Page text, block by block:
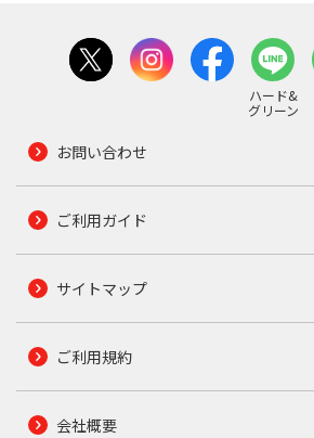
ハード&
グリーン
お問い合わせ
ご利用ガイド
サイトマップ
ご利用規約
会社概要